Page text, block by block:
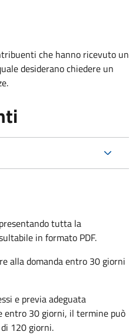
che hanno ricevuto un
desiderano chiedere un
tutta la
in formato PDF.
alla domanda entro 30 giorni
e previa adeguata
entro 30 giorni, il termine può
120 giorni.